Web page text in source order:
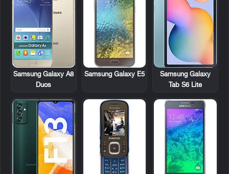
Samsung Galaxy
Tab S6 Lite
Samsung Galaxy E5
Samsung Galaxy A8
Duos